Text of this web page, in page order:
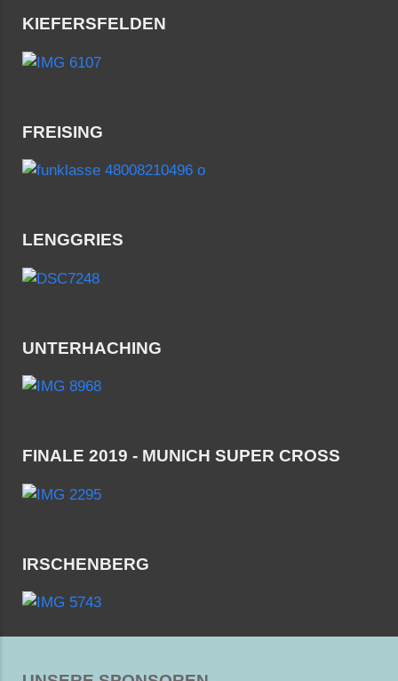
KIEFERSFELDEN
FREISING
LENGGRIES
UNTERHACHING
FINALE 2019 - MUNICH SUPER CROSS
IRSCHENBERG